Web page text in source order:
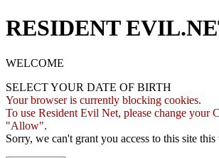
RESIDENT
WELCOME
SELECT YOUR DATE OF BIRTH
Your browser is currently blocking cookies.
To use Resident Evil Net, please change your
"Allow".
Sorry, we can't grant you access to this site this